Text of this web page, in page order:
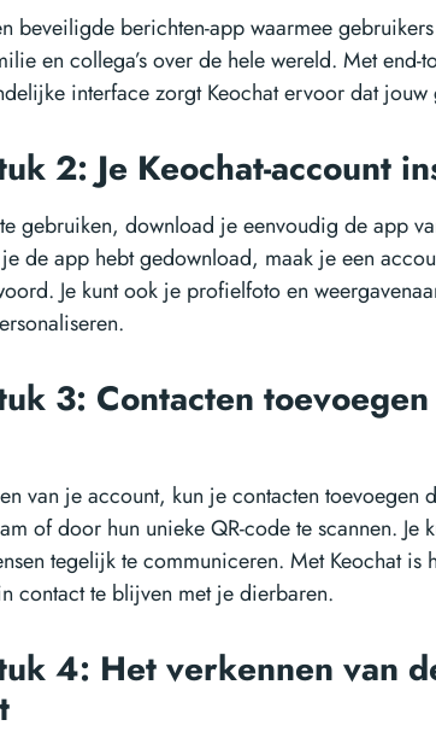
beveiligde berichten-app waarmee
en collega’s over de hele wereld. Met end-
interface zorgt Keochat ervoor dat
2: Je Keochat-account
gebruiken, download je eenvoudig de app
de app hebt gedownload, maak je een
Je kunt ook je profielfoto en
3: Contacten
van je account, kun je contacten toevoegen
of door hun unieke QR-code te scannen. Je
tegelijk te communiceren. Met Keochat
contact te blijven met je dierbaren.
4: Het verkennen van